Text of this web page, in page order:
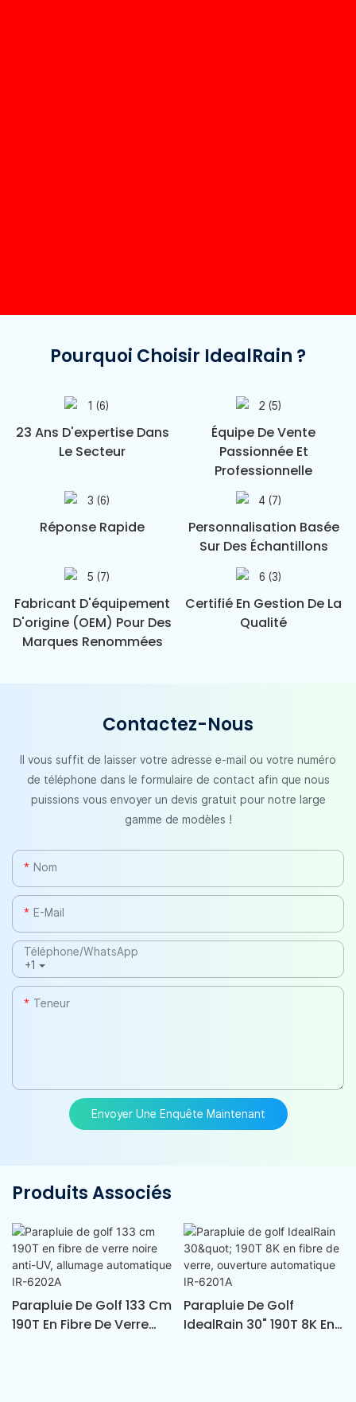
Pourquoi Choisir IdealRain ?
23 Ans D'expertise Dans
Le Secteur
Équipe De Vente
Passionnée Et
Professionnelle
Réponse Rapide
Personnalisation Basée
Sur Des Échantillons
Fabricant D'équipement
D'origine (OEM) Pour Des
Marques Renommées
Certifié En Gestion De La
Qualité
Contactez-Nous
Il vous suffit de laisser votre adresse e-mail ou votre numéro
de téléphone dans le formulaire de contact afin que nous
puissions vous envoyer un devis gratuit pour notre large
gamme de modèles !
Nom
E-Mail
+1
Téléphone/WhatsApp
Teneur
Envoyer Une Enquête Maintenant
Produits Associés
Parapluie De Golf 133 Cm
190T En Fibre De Verre
Parapluie De Golf
IdealRain 30" 190T 8K En